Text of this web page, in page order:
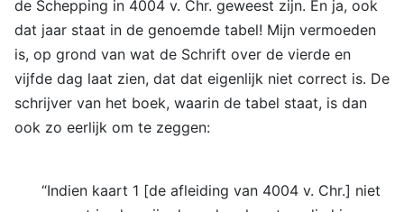
de Schepping in 4004 v. Chr. geweest zijn. En ja, ook
dat jaar staat in de genoemde tabel! Mijn vermoeden
is, op grond van wat de Schrift over de vierde en
vijfde dag laat zien, dat dat eigenlijk niet correct is. De
schrijver van het boek, waarin de tabel staat, is dan
ook zo eerlijk om te zeggen:
“Indien kaart 1 [de afleiding van 4004 v. Chr.] niet